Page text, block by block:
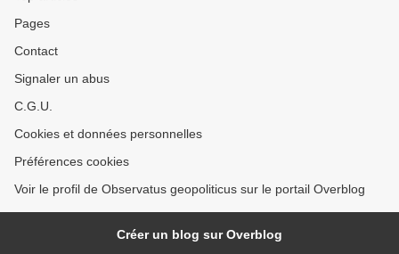
Pages
Contact
Signaler un abus
C.G.U.
Cookies et données personnelles
Préférences cookies
Voir le profil de Observatus geopoliticus sur le portail Overblog
Créer un blog sur Overblog